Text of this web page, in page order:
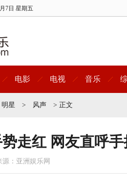
7日 星期五
电影 电视 音乐
明星 > 风声 > 正文
走红 网友直呼手
：亚洲娱乐网